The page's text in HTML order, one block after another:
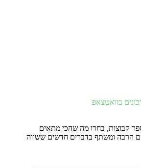
בוואטצאפ
קבוצות, בחרו מה שהכי מתאים
הרבה ומשתף בדברים חדשים ששווה